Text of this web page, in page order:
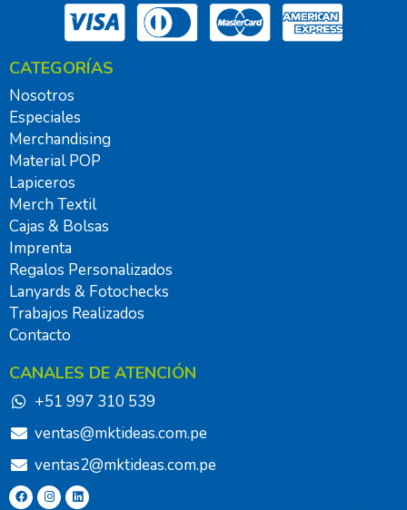
CATEGORÍAS
Nosotros
Especiales
Merchandising
Material POP
Lapiceros
Merch Textil
Cajas & Bolsas
Imprenta
Regalos Personalizados
Lanyards & Fotochecks
Trabajos Realizados
Contacto
CANALES DE ATENCIÓN
+51 997 310 539
ventas@mktideas.com.pe
ventas2@mktideas.com.pe